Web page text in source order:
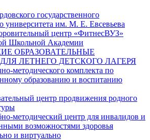
государственного
университета им. М. Е. Евсевьева
центр «ФитнесВУЗ»
Школьной Академии
ОБРАЗОВАТЕЛЬНЫЕ
ЛЕТНЕГО ДЕТСКОГО ЛАГЕРЯ
методического комплекта по
образованию и воспитанию
центр продвижения родного
методический центр для инвалидов и
возможностями здоровья
и виртуально